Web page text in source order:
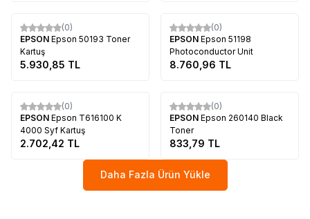
(0)
EPSON Epson 50193 Toner
Kartuş
5.930,85 TL
(0)
EPSON Epson 51198
Photoconductor Unit
8.760,96 TL
(0)
EPSON Epson T616100 K
4000 Syf Kartuş
2.702,42 TL
(0)
EPSON Epson 260140 Black
Toner
833,79 TL
Daha Fazla Ürün Yükle